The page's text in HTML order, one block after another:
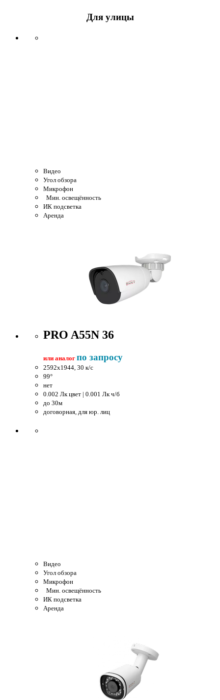
Для улицы
Видео
Угол обзора
Микрофон
Мин. освещённость
ИК подсветка
Аренда
PRO A55N 36
или аналог по запросу
2592x1944, 30 к/c
99°
нет
0.002 Лк цвет | 0.001 Лк ч/б
до 30м
договорная, для юр. лиц
Видео
Угол обзора
Микрофон
Мин. освещённость
ИК подсветка
Аренда